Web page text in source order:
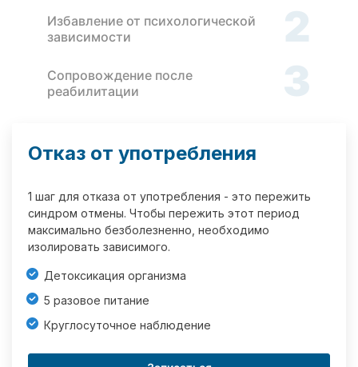
Избавление от психологической
зависимости
2
Сопровождение после
реабилитации
3
Отказ от употребления
1 шаг для отказа от употребления - это пережить
синдром отмены. Чтобы пережить этот период
максимально безболезненно, необходимо
изолировать зависимого.
Детоксикация организма
5 разовое питание
Круглосуточное наблюдение